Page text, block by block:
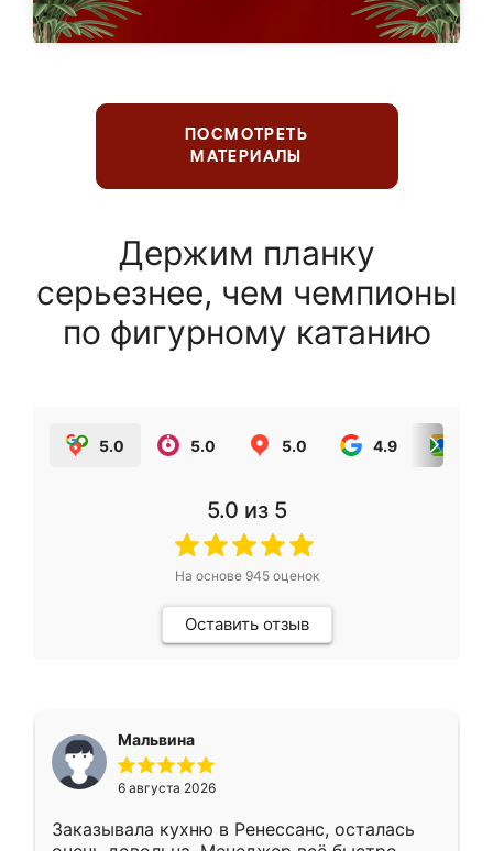
ПОСМОТРЕТЬ
МАТЕРИАЛЫ
Держим планку
серьезнее, чем чемпионы
по фигурному катанию
5.0 5.0 5.0 4.9
5.0 из 5
На основе 945оценок
Оставить отзыв
Мальвина
6 августа 2026
Заказывала кухню в Ренессанс, осталась